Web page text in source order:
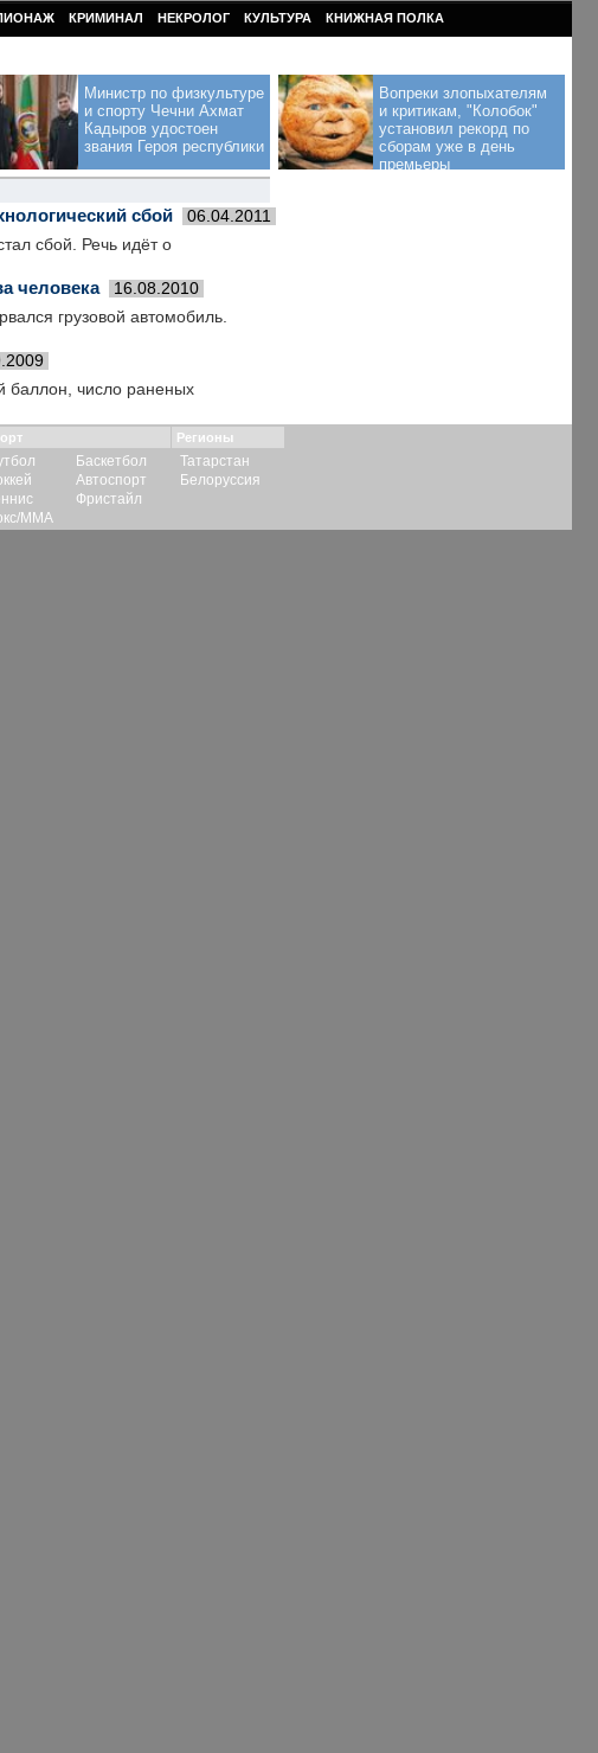
КРИМИНАЛ НЕКРОЛОГ КУЛЬТУРА КНИЖНАЯ ПОЛКА
Министр по физкультуре
и спорту Чечни Ахмат
Кадыров удостоен
звания Героя республики
Вопреки злопыхателям
и критикам, "Колобок"
установил рекорд по
сборам уже в день
премьеры
сбой 06.04.2011
сбой. Речь идёт о
человека 16.08.2010
грузовой автомобиль.
баллон, число раненых
ММА
Баскетбол
Автоспорт
Фристайл
Регионы
Татарстан
Белоруссия